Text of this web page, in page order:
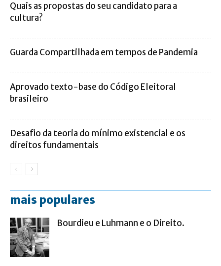
Quais as propostas do seu candidato para a
cultura?
Guarda Compartilhada em tempos de Pandemia
Aprovado texto-base do Código Eleitoral
brasileiro
Desafio da teoria do mínimo existencial e os
direitos fundamentais
mais populares
Bourdieu e Luhmann e o Direito.